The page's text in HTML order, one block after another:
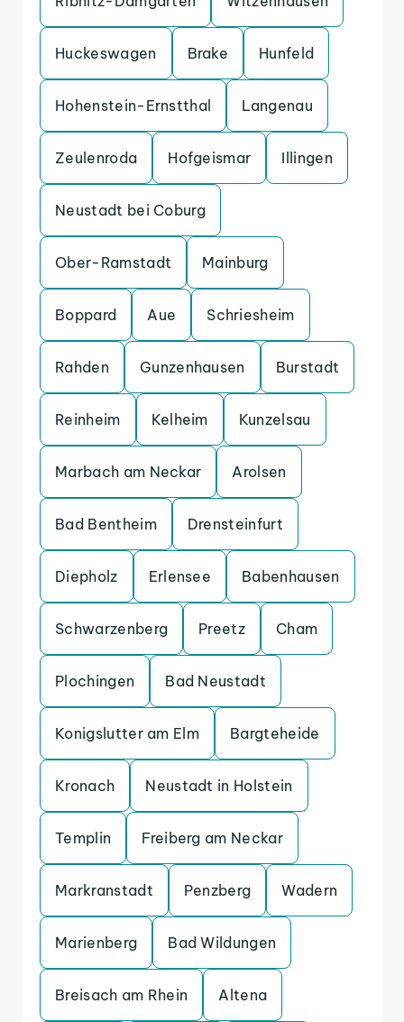
Huckeswagen Brake Hunfeld
Hohenstein-Ernstthal Langenau
Zeulenroda Hofgeismar Illingen
Neustadt bei Coburg
Ober-Ramstadt Mainburg
Boppard Aue Schriesheim
Rahden Gunzenhausen Burstadt
Reinheim Kelheim Kunzelsau
Marbach am Neckar Arolsen
Bad Bentheim Drensteinfurt
Diepholz Erlensee Babenhausen
Schwarzenberg Preetz Cham
Plochingen Bad Neustadt
Konigslutter am Elm Bargteheide
Kronach Neustadt in Holstein
Templin Freiberg am Neckar
Markranstadt Penzberg Wadern
Marienberg Bad Wildungen
Breisach am Rhein Altena